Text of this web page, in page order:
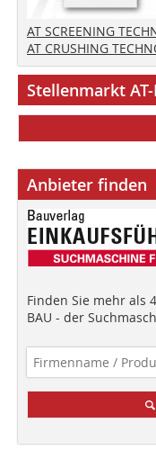
AT SCREENING
AT CRUSHING
Stellenmarkt
Anbieter finden
Finden Sie mehr als
BAU - der